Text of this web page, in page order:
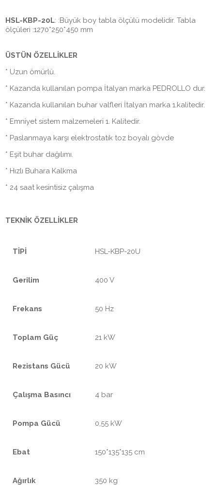
HSL-KBP-20L: :Büyük boy tabla ölçülü modelidir. Tabla
ölçüleri :1270*250*450 mm
ÜSTÜN ÖZELLİKLER
* Uzun ömürlü.
* Kazanda kullanılan pompa İtalyan marka PEDROLLO dur.
* Kazanda kullanılan buhar valfleri İtalyan marka 1.kalitedir.
* Emniyet sistem malzemeleri 1. Kalitedir.
* Paslanmaya karşı elektrostatik toz boyalı gövde
* Eşit buhar dağılımı.
* Hızlı Buhara Kalkma
* 24 saat kesintisiz çalışma
TEKNİK ÖZELLİKLER
TİPİ HSL-KBP-20U
Gerilim 400 V
Frekans 50 Hz
Toplam Güç 21 kW
Rezistans Gücü 20 kW
Çalışma Basıncı 4 bar
Pompa Gücü 0,55 kW
Ebat 150*135*135 cm
Ağırlık 350 kg